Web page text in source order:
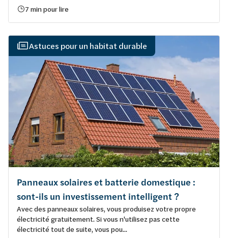
7 min pour lire
Astuces pour un habitat durable
Panneaux solaires et batterie domestique :
sont-ils un investissement intelligent ?
Avec des panneaux solaires, vous produisez votre propre
électricité gratuitement. Si vous n'utilisez pas cette
électricité tout de suite, vous pou...